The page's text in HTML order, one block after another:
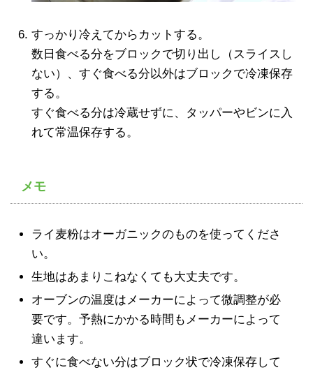
すっかり冷えてからカットする。
数日食べる分をブロックで切り出し（スライスし
ない）、すぐ食べる分以外はブロックで冷凍保存
する。
すぐ食べる分は冷蔵せずに、タッパーやビンに入
れて常温保存する。
メモ
ライ麦粉はオーガニックのものを使ってくださ
い。
生地はあまりこねなくても大丈夫です。
オーブンの温度はメーカーによって微調整が必
要です。予熱にかかる時間もメーカーによって
違います。
すぐに食べない分はブロック状で冷凍保存して